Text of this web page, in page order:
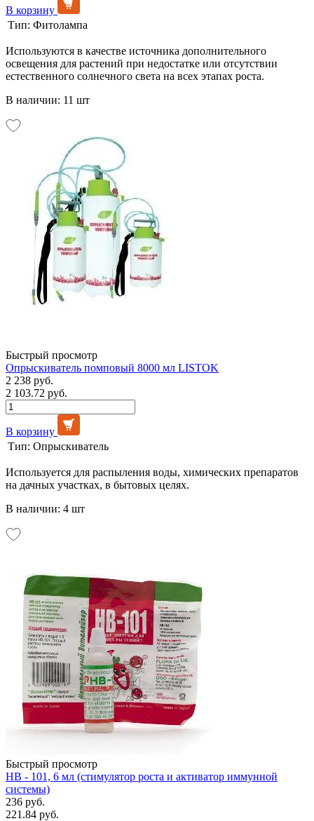
В корзину
Тип: Фитолампа
Используются в качестве источника дополнительного
освещения для растений при недостатке или отсутствии
естественного солнечного света на всех этапах роста.
В наличии: 11 шт
Быстрый просмотр
Опрыскиватель помповый 8000 мл LISTOK
2 238 руб.
2 103.72 руб.
В корзину
Тип: Опрыскиватель
Используется для распыления воды, химических препаратов
на дачных участках, в бытовых целях.
В наличии: 4 шт
Быстрый просмотр
НВ - 101, 6 мл (стимулятор роста и активатор иммунной
системы)
236 руб.
221.84 руб.